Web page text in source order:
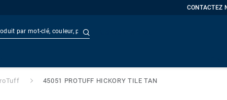
CONTACTEZ
45051 PROTUFF HICKORY TILE TAN